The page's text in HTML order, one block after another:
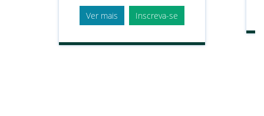
Ver mais
Inscreva-se